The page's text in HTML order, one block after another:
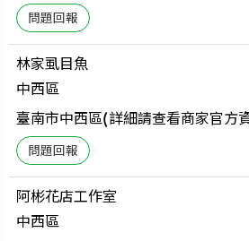
林家虱目魚
中西區
臺南市中西區(詳細請查看商家官方
阿彬花店工作室
中西區